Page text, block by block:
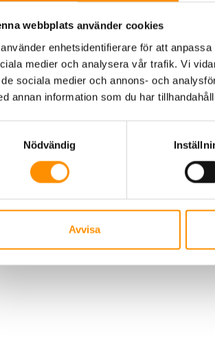
webbplats använder cookies
enhetsidentifierare för att
medier och analysera vår trafik. Vi
sociala medier och annons- och
annan information som du har
Nödvändig
Avvisa
680
TNS Sverige AB | Polis